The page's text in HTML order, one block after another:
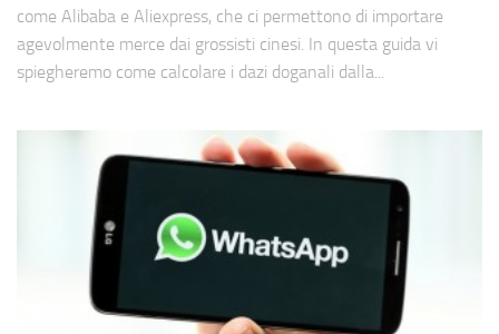
come Alibaba e Aliexpress, che ci permettono di importare
agevolmente merce dai grossisti cinesi. In questa guida vi
spiegheremo come calcolare i dazi doganali dalla...